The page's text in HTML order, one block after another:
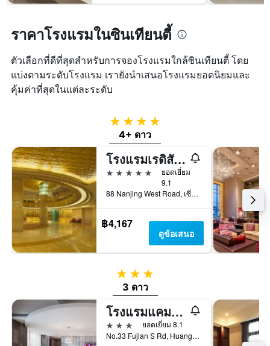
ราคาโรงแรมในซินเทียนตี้
ตัวเลือกที่ดีที่สุดสำหรับการจองโรงแรมใกล้ซินเทียนตี้ โดย
แบ่งตามระดับโรงแรม เรายังนำเสนอโรงแรมยอดนิยมและ
คุ้มค่าที่สุดในแต่ละระดับ
4 ดาว
4+ ดาว
โรงแรมเรดิสัน บลู เซี่ยงไฮ้ นิว เวิลด์
5 ดาว
ยอดเยี่ยม
9.1
88 Nanjing West Road, เซี่ยงไฮ้, จีน
฿4,167
ดูข้อเสนอ
3 ดาว
3 ดาว
โรงแรมแคมพานีล เซี่ยงไฮ้ บันด์
3 ดาว
ยอดเยี่ยม 8.1
No.33 Fujian S Rd, Huangpu Qu, เซี่ยงไฮ้, จีน